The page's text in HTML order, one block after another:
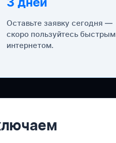
3 дней
Оставьте заявку сегодня —
скоро пользуйтесь быстрым
интернетом.